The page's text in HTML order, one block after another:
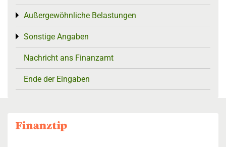
Außergewöhnliche Belastungen
Toggle menu
Sonstige Angaben
Toggle menu
Nachricht ans Finanzamt
Ende der Eingaben